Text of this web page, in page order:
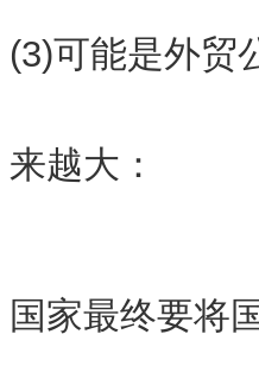
(3)可能是外贸
来越大：
国家最终要将